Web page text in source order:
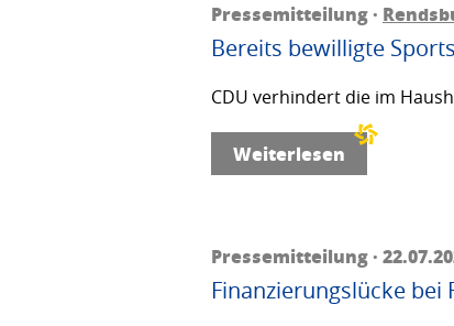
Pressemitteilung ·
Bereits bewilligte
CDU verhindert die im
Weiterlesen
Pressemitteilung ·
Finanzierungslücke